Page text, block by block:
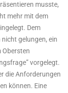
musste,
mehr mit dem
Dem
gelungen, ein
Obersten
vorgelegt.
die Anforderungen
können. Eine